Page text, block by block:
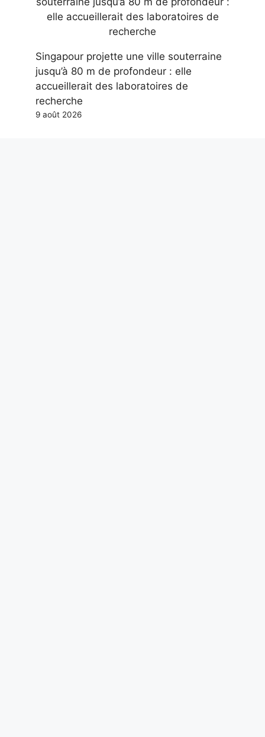
Singapour projette une ville souterraine
jusqu’à 80 m de profondeur : elle
accueillerait des laboratoires de
recherche
9 août 2026